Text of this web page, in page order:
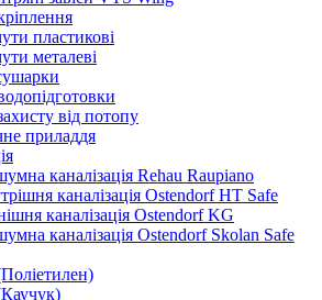
пластикові
металеві
від потопу
приладдя
каналізація Rehau Raupiano
каналізація Ostendorf HT Safe
каналізація Ostendorf KG
каналізація Ostendorf Skolan Safe